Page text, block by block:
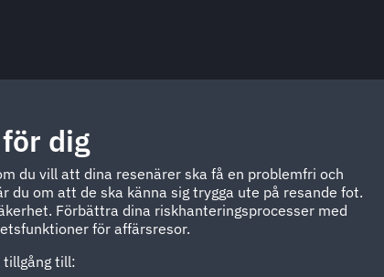
dig
du vill att dina resenärer ska få en problemfri och
du om att de ska känna sig trygga ute på resande fot.
Förbättra dina riskhanteringsprocesser med
för affärsresor.
tillgång till: